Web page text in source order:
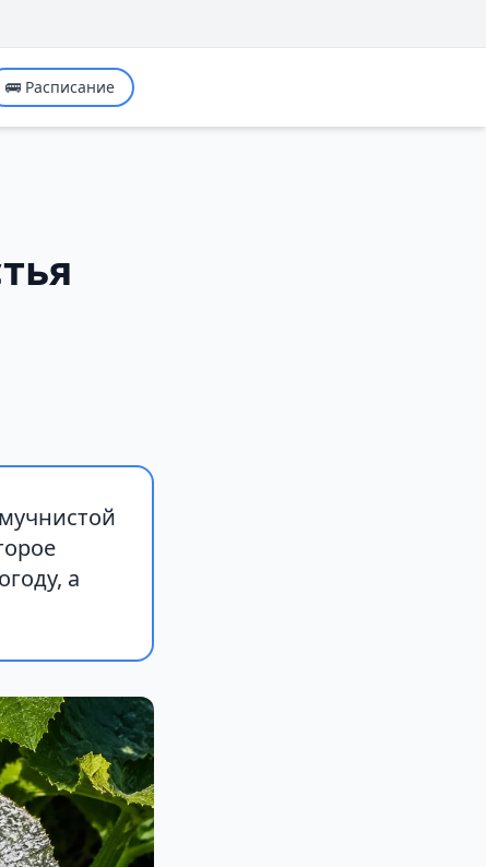
🚌 Расписание
а